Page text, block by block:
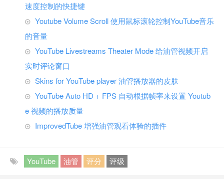
速度控制的快捷键
Youtube Volume Scroll 使用鼠标滚轮控制YouTube音乐
的音量
YouTube Livestreams Theater Mode 给油管视频开启
实时评论窗口
Skins for YouTube player 油管播放器的皮肤
YouTube Auto HD + FPS 自动根据帧率来设置 Youtub
e 视频的播放质量
ImprovedTube 增强油管观看体验的插件
YouTube 油管 评分 评级